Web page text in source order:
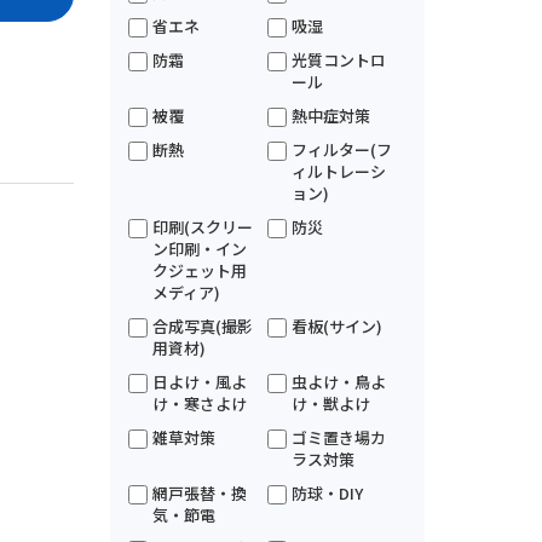
省エネ
吸湿
防霜
光質コントロ
ール
被覆
熱中症対策
断熱
フィルター(フ
ィルトレーシ
ョン)
印刷(スクリー
ン印刷・イン
クジェット用
メディア)
防災
合成写真(撮影
用資材)
看板(サイン)
日よけ・風よ
け・寒さよけ
虫よけ・鳥よ
け・獣よけ
雑草対策
ゴミ置き場カ
ラス対策
網戸張替・換
気・節電
防球・DIY